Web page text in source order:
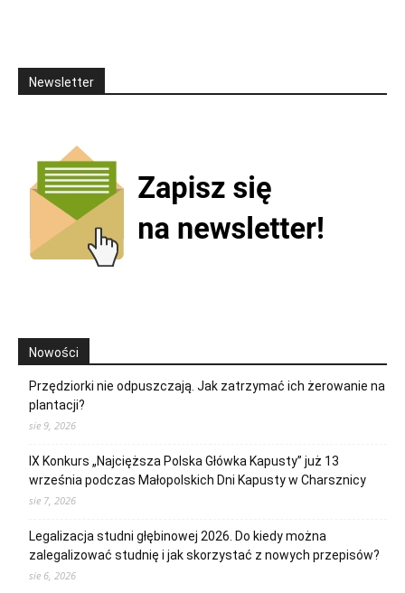
Newsletter
Nowości
Przędziorki nie odpuszczają. Jak zatrzymać ich żerowanie na
plantacji?
sie 9, 2026
IX Konkurs „Najcięższa Polska Główka Kapusty” już 13
września podczas Małopolskich Dni Kapusty w Charsznicy
sie 7, 2026
Legalizacja studni głębinowej 2026. Do kiedy można
zalegalizować studnię i jak skorzystać z nowych przepisów?
sie 6, 2026